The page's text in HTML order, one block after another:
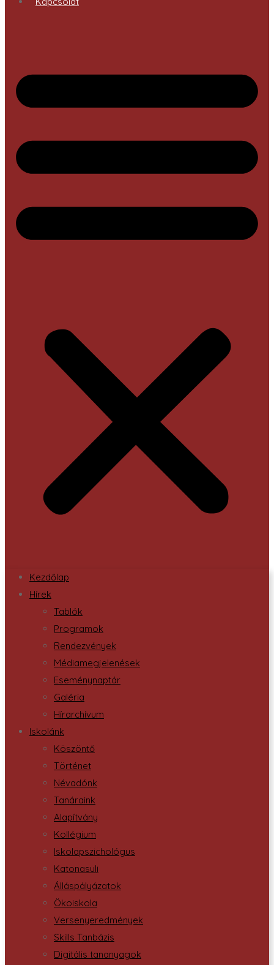
Kezdőlap
Hírek
Tablók
Programok
Rendezvények
Médiamegjelenések
Eseménynaptár
Galéria
Hírarchívum
Iskolánk
Köszöntő
Történet
Névadónk
Tanáraink
Alapítvány
Kollégium
Iskolapszichológus
Katonasuli
Álláspályázatok
Ökoiskola
Versenyeredmények
Skills Tanbázis
Digitális tananyagok